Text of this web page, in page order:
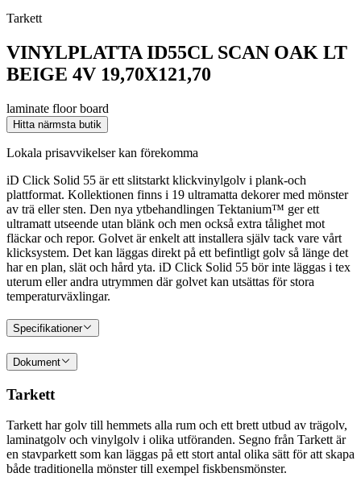
Tarkett
VINYLPLATTA ID55CL SCAN OAK LT
BEIGE 4V 19,70X121,70
laminate floor board
Hitta närmsta butik
Lokala prisavvikelser kan förekomma
iD Click Solid 55 är ett slitstarkt klickvinylgolv i plank-och
plattformat. Kollektionen finns i 19 ultramatta dekorer med mönster
av trä eller sten. Den nya ytbehandlingen Tektanium™ ger ett
ultramatt utseende utan blänk och men också extra tålighet mot
fläckar och repor. Golvet är enkelt att installera själv tack vare vårt
klicksystem. Det kan läggas direkt på ett befintligt golv så länge det
har en plan, slät och hård yta. iD Click Solid 55 bör inte läggas i tex
uterum eller andra utrymmen där golvet kan utsättas för stora
temperaturväxlingar.
Specifikationer
Dokument
Tarkett
Tarkett har golv till hemmets alla rum och ett brett utbud av trägolv,
laminatgolv och vinylgolv i olika utföranden. Segno från Tarkett är
en stavparkett som kan läggas på ett stort antal olika sätt för att skapa
både traditionella mönster till exempel fiskbensmönster.